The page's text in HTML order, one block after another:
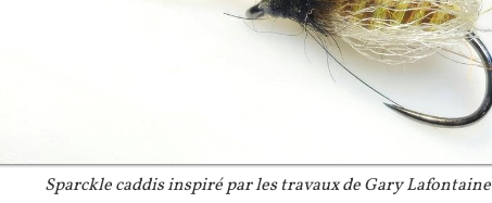
Sparckle caddis inspiré par les travaux de Gary Lafontaine